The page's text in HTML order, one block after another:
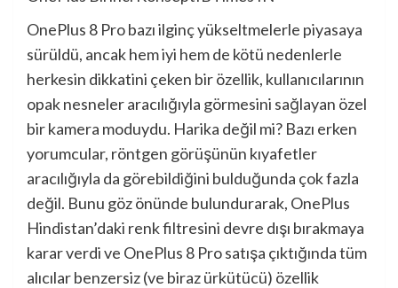
OnePlus 8 Pro bazı ilginç yükseltmelerle piyasaya
sürüldü, ancak hem iyi hem de kötü nedenlerle
herkesin dikkatini çeken bir özellik, kullanıcılarının
opak nesneler aracılığıyla görmesini sağlayan özel
bir kamera moduydu. Harika değil mi? Bazı erken
yorumcular, röntgen görüşünün kıyafetler
aracılığıyla da görebildiğini bulduğunda çok fazla
değil. Bunu göz önünde bulundurarak, OnePlus
Hindistan’daki renk filtresini devre dışı bırakmaya
karar verdi ve OnePlus 8 Pro satışa çıktığında tüm
alıcılar benzersiz (ve biraz ürkütücü) özellik